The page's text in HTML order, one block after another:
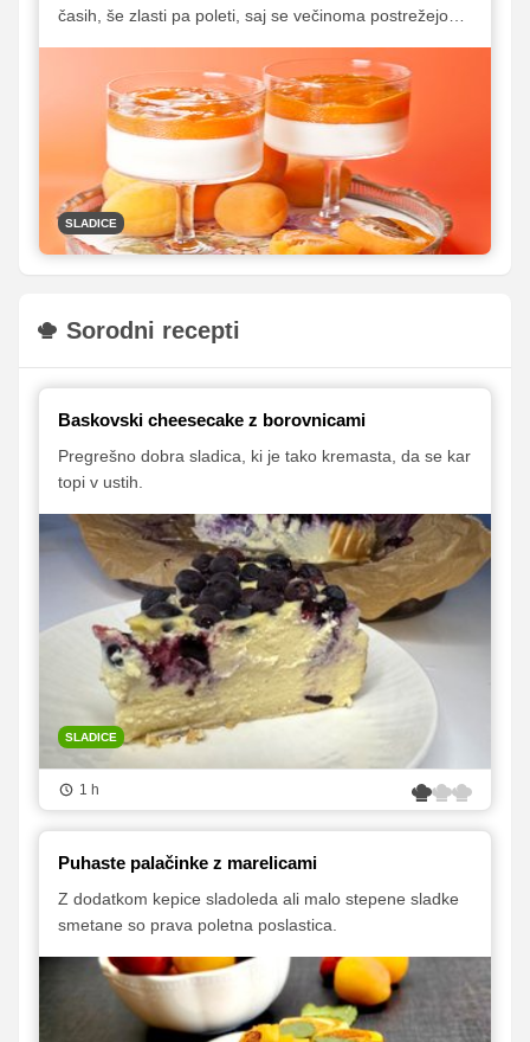
časih, še zlasti pa poleti, saj se večinoma postrežejo
potrebujemo pečice. Poleg tega so tudi hitro
pripravljene, možnosti za različne kombinacije in okuse
pa so skorajda neskončne. Predstavljamo vam izbor
naših najljubših, ki bodo prijetno popestrile poletne
zabave, piknike in brezskrbne dopustniške dni.
SLADICE
Sorodni recepti
Baskovski cheesecake z borovnicami
Pregrešno dobra sladica, ki je tako kremasta, da se kar
topi v ustih.
SLADICE
1 h
Puhaste palačinke z marelicami
Z dodatkom kepice sladoleda ali malo stepene sladke
smetane so prava poletna poslastica.